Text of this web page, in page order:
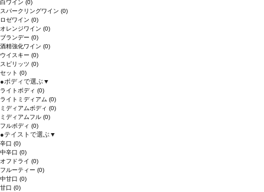
白ワイン (0)
スパークリングワイン (0)
ロゼワイン (0)
オレンジワイン (0)
ブランデー (0)
酒精強化ワイン (0)
ウイスキー (0)
スピリッツ (0)
セット (0)
●ボディで選ぶ▼
ライトボディ (0)
ライトミディアム (0)
ミディアムボディ (0)
ミディアムフル (0)
フルボディ (0)
●テイストで選ぶ▼
辛口 (0)
中辛口 (0)
オフドライ (0)
フルーティー (0)
中甘口 (0)
甘口 (0)